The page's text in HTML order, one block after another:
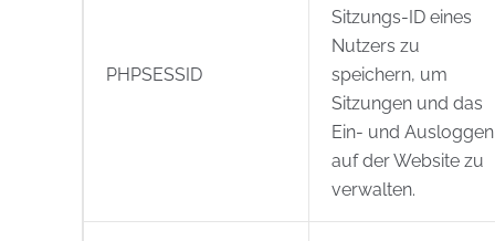
PHPSESSID
Sitzungs-ID eines
Nutzers zu
speichern, um
Sitzungen und das
Ein- und Ausloggen
auf der Website zu
verwalten.